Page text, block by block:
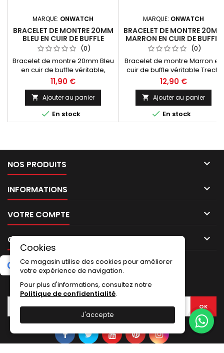
MARQUE: ONWATCH
BRACELET DE MONTRE 20MM
BLEU EN CUIR DE BUFFLE
FABRICATION ARTISANALE
(0)
Bracelet de montre 20mm Bleu
en cuir de buffle véritable,
construction bombée
classique avec coutures ton
sur ton. Fabrication artisanale
Made in Spain.
11,90 €
 Ajouter au panier
 En stock
MARQUE: ONWATCH
BRACELET DE MONTRE 20MM
MARRON EN CUIR DE BUFFLE
FABRICATION ARTISANALE
EUROPÉENNE
(0)
Bracelet de montre Marron en
cuir de buffle véritable Treck,
largeurs 20mm, construction
structurée double jonc,
dynamique et sportif.
Fabrication artisanale Made in
Spain.
12,90 €
 Ajouter au panier
 En stock
NOS PRODUITS 
INFORMATIONS 
VOTRE COMPTE 
CONTACT 
Cookies
Ce magasin utilise des cookies pour améliorer
votre expérience de navigation.
Pour plus d'informations, consultez notre
Politique de confidentialité.
J'accepte
G oogle5.0★ ★★★★Laissez un avis(2 avis)
LETTRE D'INFORMATIONS